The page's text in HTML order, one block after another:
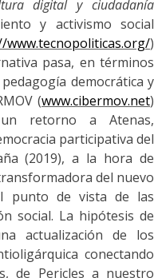
digital y ciudadanía
y activismo social
www.tecnopoliticas.org/)
pasa, en términos
democrática y
(www.cibermov.net)
retorno a Atenas,
participativa del
(2019), a la hora de
del nuevo
punto de vista de las
social. La hipótesis de
actualización de los
conectando
de Pericles a nuestro